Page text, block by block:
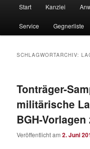
Start Kanzlei
Service Gegnerliste
SCHLAGWORTARCHIV:
Tonträger-
militärische
BGH-Vorlagen
Veröffentlicht am2. Juni